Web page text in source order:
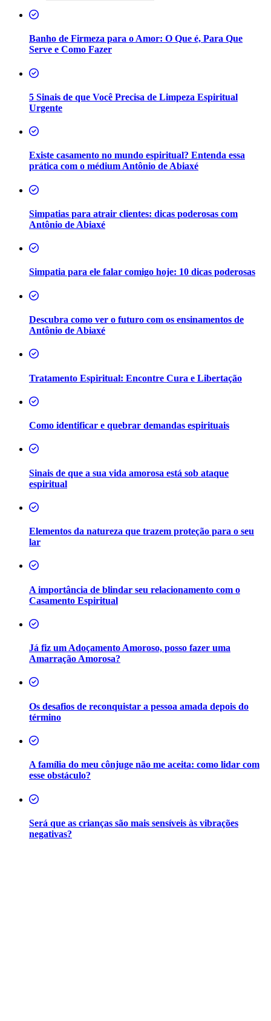
Banho de Firmeza para o Amor: O Que é, Para Que
Serve e Como Fazer
5 Sinais de que Você Precisa de Limpeza Espiritual
Urgente
Existe casamento no mundo espiritual? Entenda essa
prática com o médium Antônio de Abiaxé
Simpatias para atrair clientes: dicas poderosas com
Antônio de Abiaxé
Simpatia para ele falar comigo hoje: 10 dicas poderosas
Descubra como ver o futuro com os ensinamentos de
Antônio de Abiaxé
Tratamento Espiritual: Encontre Cura e Libertação
Como identificar e quebrar demandas espirituais
Sinais de que a sua vida amorosa está sob ataque
espiritual
Elementos da natureza que trazem proteção para o seu
lar
A importância de blindar seu relacionamento com o
Casamento Espiritual
Já fiz um Adoçamento Amoroso, posso fazer uma
Amarração Amorosa?
Os desafios de reconquistar a pessoa amada depois do
término
A família do meu cônjuge não me aceita: como lidar com
esse obstáculo?
Será que as crianças são mais sensíveis às vibrações
negativas?